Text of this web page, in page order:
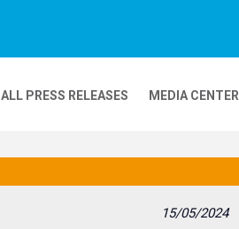
ALL PRESS RELEASES MEDIA CENTER
15/05/2024